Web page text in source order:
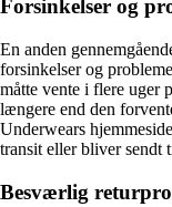
Forsinkelser og
En anden
forsinkelser og
måtte vente i flere uger
længere end den
Underwears
transit eller bliver sendt
Besværlig